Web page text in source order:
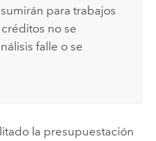
para trabajos
no se
falle o se
la presupuestación